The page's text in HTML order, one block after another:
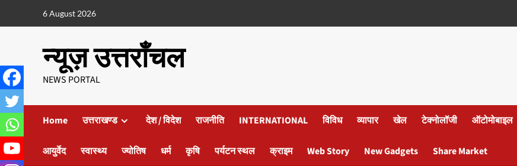
6 August 2026
न्यूज़ उत्तराँचल
NEWS PORTAL
Home उत्तराखण्ड देश / विदेश राजनीति INTERNATIONAL विविध व्यापार खेल टेक्नोलॉजी ऑटोमोबाइल
आयुर्वेद स्वास्थ्य ज्योतिष धर्म कृषि पर्यटन स्थल क्राइम Web Story New Gadgets Share Market